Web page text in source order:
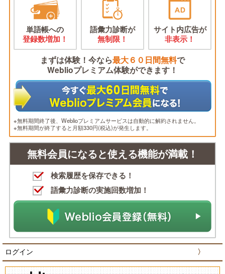
単語帳への
登録数増加！
語彙力診断が
無制限！
サイト内広告が
非表示！
まずは体験！今なら最大６０日間無料で
Weblioプレミアム体験ができます！
※無料期間終了後、Weblioプレミアムサービスは自動的に解約されません。
※無料期間が終了すると月額330円(税込)が発生します。
無料会員になると使える機能が満載！
検索履歴を保存できる！
語彙力診断の実施回数増加！
ログイン 〉